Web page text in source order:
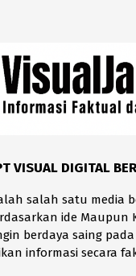
VISUAL DIGITAL
salah satu media
ide Maupun
berdaya saing
informasi secara